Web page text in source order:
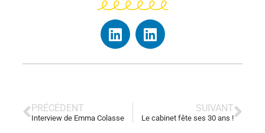
PRÉCÉDENT
Interview de Emma Colasse
SUIVANT
Le cabinet fête ses 30 ans !